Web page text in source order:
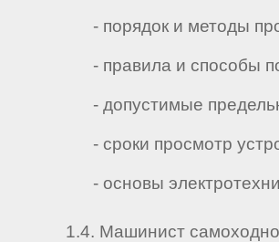
- порядок и методы
- правила и способы
- допустимые
- сроки просмотр
- основы
1.4. Машинист